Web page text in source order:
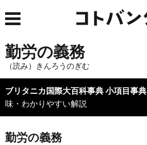
勤労の義務
（読み）きんろうのぎむ
ブリタニカ国際大百科事典 小項目事典
味・わかりやすい解説
勤労の義務